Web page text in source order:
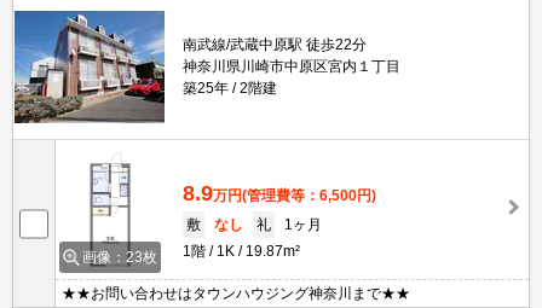
南武線/武蔵中原駅 徒歩22分
神奈川県川崎市中原区宮内１丁目
築25年
2階建
画像：23枚
8.9万円(管理費等：6,500円)
敷
なし 礼
1ヶ月
1階
1K 19.87m²
★★お問い合わせはタウンハウジング神奈川まで★★